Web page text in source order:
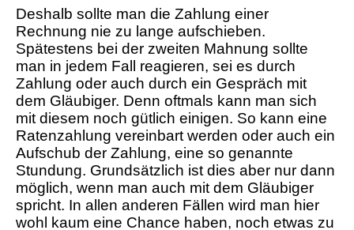
Deshalb sollte man die Zahlung einer
Rechnung nie zu lange aufschieben.
Spätestens bei der zweiten Mahnung sollte
man in jedem Fall reagieren, sei es durch
Zahlung oder auch durch ein Gespräch mit
dem Gläubiger. Denn oftmals kann man sich
mit diesem noch gütlich einigen. So kann eine
Ratenzahlung vereinbart werden oder auch ein
Aufschub der Zahlung, eine so genannte
Stundung. Grundsätzlich ist dies aber nur dann
möglich, wenn man auch mit dem Gläubiger
spricht. In allen anderen Fällen wird man hier
wohl kaum eine Chance haben, noch etwas zu